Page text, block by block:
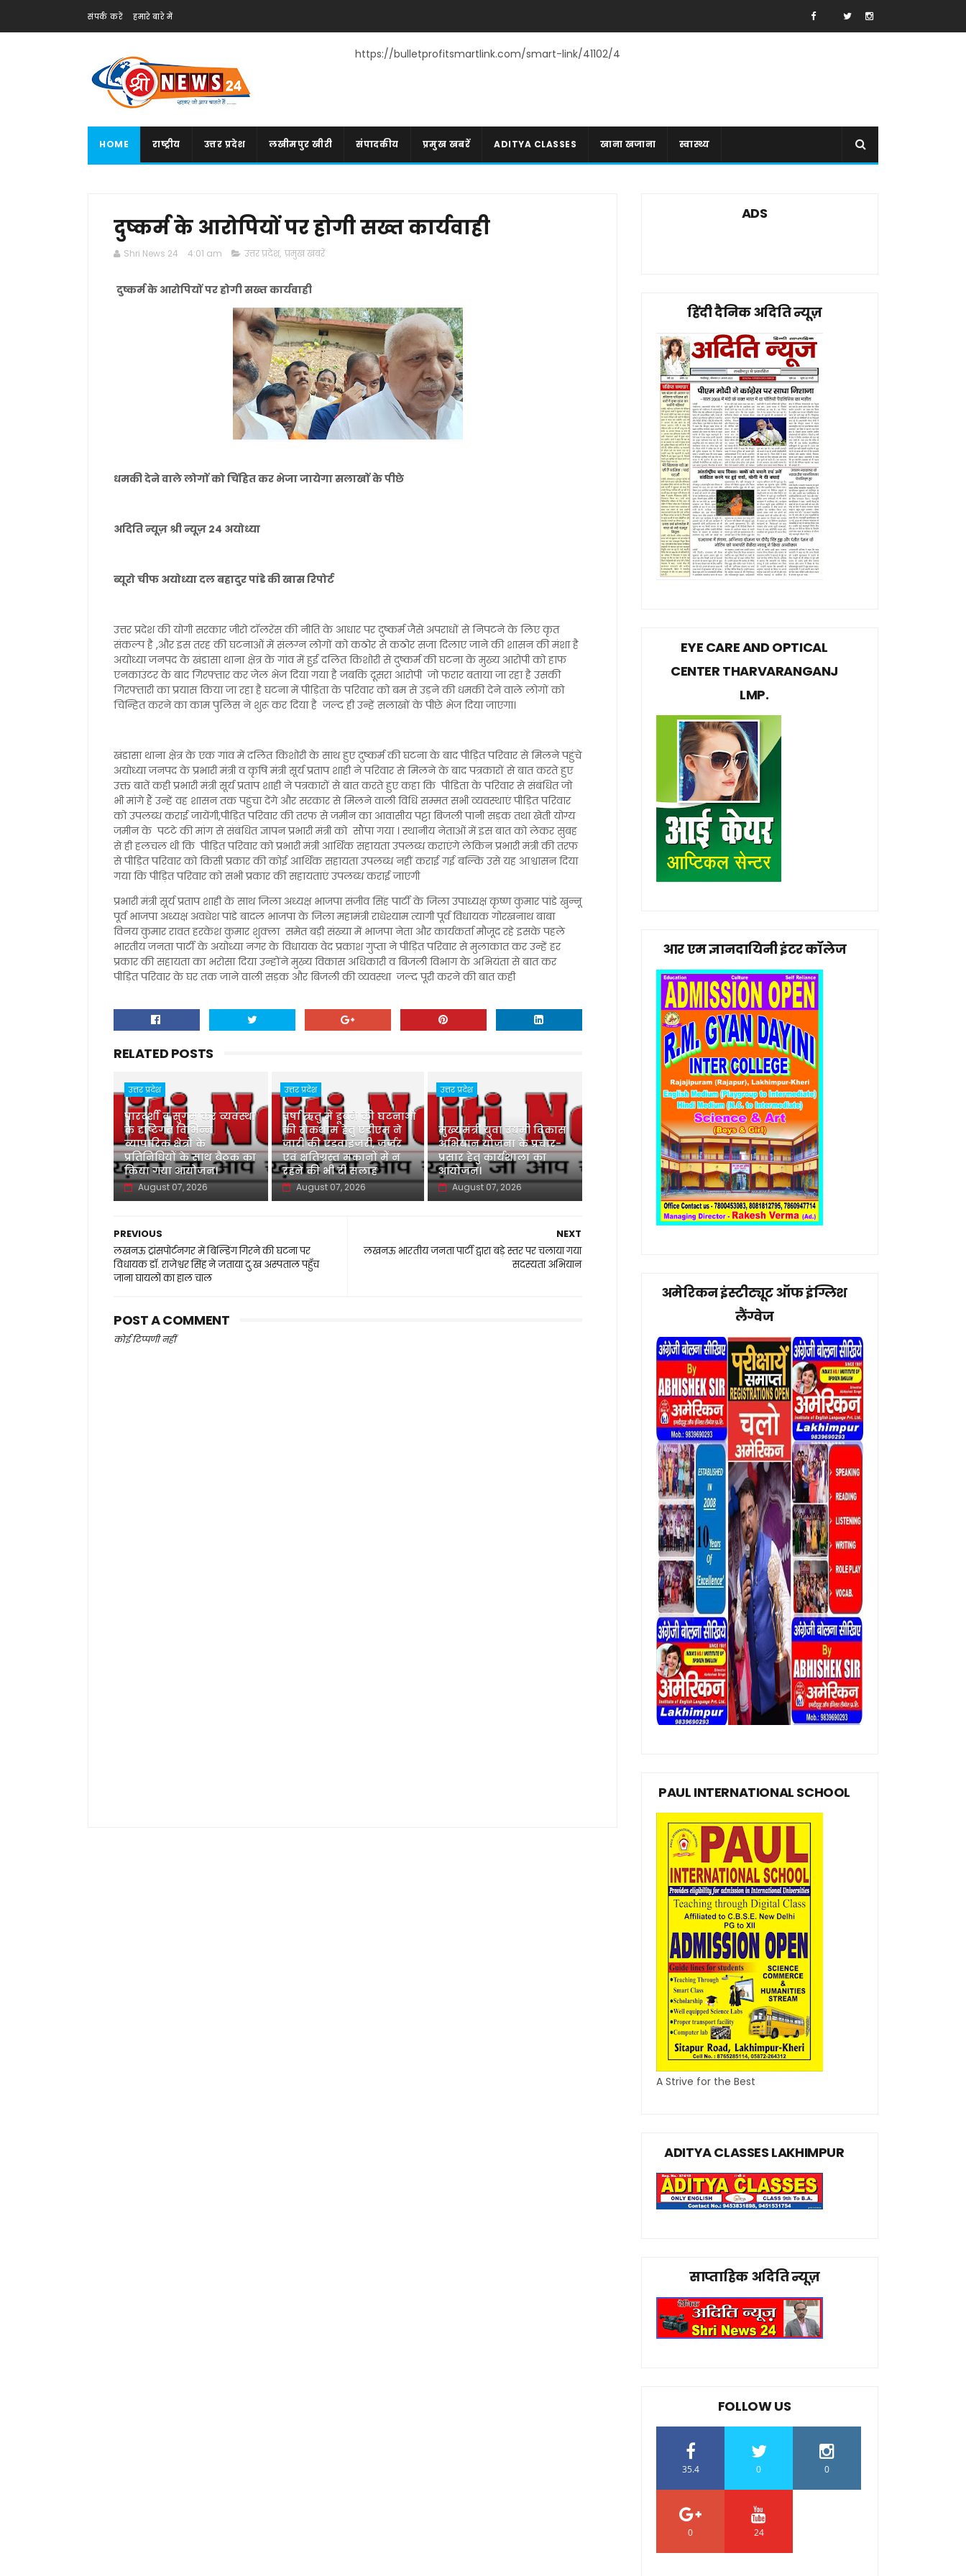
संपर्क करें हमारे बारे में
https://bulletprofitsmartlink.com/smart-link/41102/4
HOME राष्ट्रीय उत्तर प्रदेश लखीमपुर खीरी संपादकीय प्रमुख खबरें ADITYA CLASSES खाना खजाना स्वास्थ्य
दुष्कर्म के आरोपियों पर होगी सख्त कार्यवाही
Shri News 24 4:01 am उत्तर प्रदेश, प्रमुख खबरें
दुष्कर्म के आरोपियों पर होगी सख्त कार्यवाही
धमकी देने वाले लोगों को चिंहित कर भेजा जायेगा सलाखों के पीछे
अदिति न्यूज़ श्री न्यूज़ 24 अयोध्या
ब्यूरो चीफ अयोध्या दल बहादुर पांडे की खास रिपोर्ट
उत्तर प्रदेश की योगी सरकार जीरो टॉलरेंस की नीति के आधार पर दुष्कर्म जैसे अपराधों से निपटने के लिए कृत
संकल्प है ,और इस तरह की घटनाओं में संलग्न लोगों को कठोर से कठोर सजा दिलाए जाने की शासन की मंशा है
अयोध्या जनपद के खंडासा थाना क्षेत्र के गांव में हुई दलित किशोरी से दुष्कर्म की घटना के मुख्य आरोपी को हाफ
एनकाउंटर के बाद गिरफ्तार कर जेल भेज दिया गया है जबकि दूसरा आरोपी जो फरार बताया जा रहा है उसकी
गिरफ्तारी का प्रयास किया जा रहा है घटना में पीड़िता के परिवार को बम से उड़ने की धमकी देने वाले लोगों को
चिन्हित करने का काम पुलिस ने शुरू कर दिया है जल्द ही उन्हें सलाखों के पीछे भेज दिया जाएगा।
खंडासा थाना क्षेत्र के एक गांव में दलित किशोरी के साथ हुए दुष्कर्म की घटना के बाद पीड़ित परिवार से मिलने पहुंचे
अयोध्या जनपद के प्रभारी मंत्री व कृषि मंत्री सूर्य प्रताप शाही ने परिवार से मिलने के बाद पत्रकारों से बात करते हुए
उक्त बातें कही प्रभारी मंत्री सूर्य प्रताप शाही ने पत्रकारों से बात करते हुए कहा कि पीडिता के परिवार से संबंधित जो
भी मांगे हैं उन्हें वह शासन तक पहुंचा देंगे और सरकार से मिलने वाली विधि सम्मत सभी व्यवस्थाएं पीड़ित परिवार
को उपलब्ध कराई जायेंगी,पीड़ित परिवार की तरफ से जमीन का आवासीय पट्टा बिजली पानी सड़क तथा खेती योग्य
जमीन के पटटे की मांग से संबंधित ज्ञापन प्रभारी मंत्री को सौंपा गया । स्थानीय नेताओं में इस बात को लेकर सुबह
से ही हलचल थी कि पीड़ित परिवार को प्रभारी मंत्री आर्थिक सहायता उपलब्ध कराएंगे लेकिन प्रभारी मंत्री की तरफ
से पीड़ित परिवार को किसी प्रकार की कोई आर्थिक सहायता उपलब्ध नहीं कराई गई बल्कि उसे यह आश्वासन दिया
गया कि पीड़ित परिवार को सभी प्रकार की सहायताएं उपलब्ध कराई जाएगी
प्रभारी मंत्री सूर्य प्रताप शाही के साथ जिला अध्यक्ष भाजपा संजीव सिंह पार्टी के जिला उपाध्यक्ष कृष्ण कुमार पांडे खुन्नू
पूर्व भाजपा अध्यक्ष अवधेश पांडे बादल भाजपा के जिला महामंत्री राधेश्याम त्यागी पूर्व विधायक गोरखनाथ बाबा
विनय कुमार रावत हरकेश कुमार शुक्ला समेत बड़ी संख्या में भाजपा नेता और कार्यकर्ता मौजूद रहे इसके पहले
भारतीय जनता पार्टी के अयोध्या नगर के विधायक वेद प्रकाश गुप्ता ने पीड़ित परिवार से मुलाकात कर उन्हें हर
प्रकार की सहायता का भरोसा दिया उन्होंने मुख्य विकास अधिकारी व बिजली विभाग के अभियंता से बात कर
पीड़ित परिवार के घर तक जाने वाली सड़क और बिजली की व्यवस्था जल्द पूरी करने की बात कही
RELATED POSTS
उत्तर प्रदेश
पारदर्शी व सुगम कर व्यवस्था
के दृष्टिगत विभिन्न
व्यापारिक क्षेत्रों के
प्रतिनिधियों के साथ बैठक का
किया गया आयोजन।
August 07, 2026
उत्तर प्रदेश
वर्षा ऋतु में डूबने की घटनाओं
की रोकथाम हेतु एडीएम ने
जारी की एडवाइजरी, जर्जर
एवं क्षतिग्रस्त मकानों में न
रहने की भी दी सलाह
August 07, 2026
उत्तर प्रदेश
मुख्यमंत्री युवा उद्यमी विकास
अभियान योजना के प्रचार-
प्रसार हेतु कार्यशाला का
आयोजन।
August 07, 2026
NEXT
लखनऊ भारतीय जनता पार्टी द्वारा बड़े स्तर पर चलाया गया
सदस्यता अभियान
PREVIOUS
लखनऊ ट्रांसपोर्टनगर में बिल्डिंग गिरने की घटना पर
विधायक डॉ. राजेश्वर सिंह ने जताया दुःख अस्पताल पहुँच
जाना घायलों का हाल चाल
POST A COMMENT
कोई टिप्पणी नहीं
ADS
हिंदी दैनिक अदिति न्यूज़
EYE CARE AND OPTICAL
CENTER THARVARANGANJ
LMP.
आर एम ज्ञानदायिनी इंटर कॉलेज
अमेरिकन इंस्टीट्यूट ऑफ इंग्लिश
लैंग्वेज
PAUL INTERNATIONAL SCHOOL
A Strive for the Best
ADITYA CLASSES LAKHIMPUR
साप्ताहिक अदिति न्यूज़
FOLLOW US
35.4 0 0
0 24